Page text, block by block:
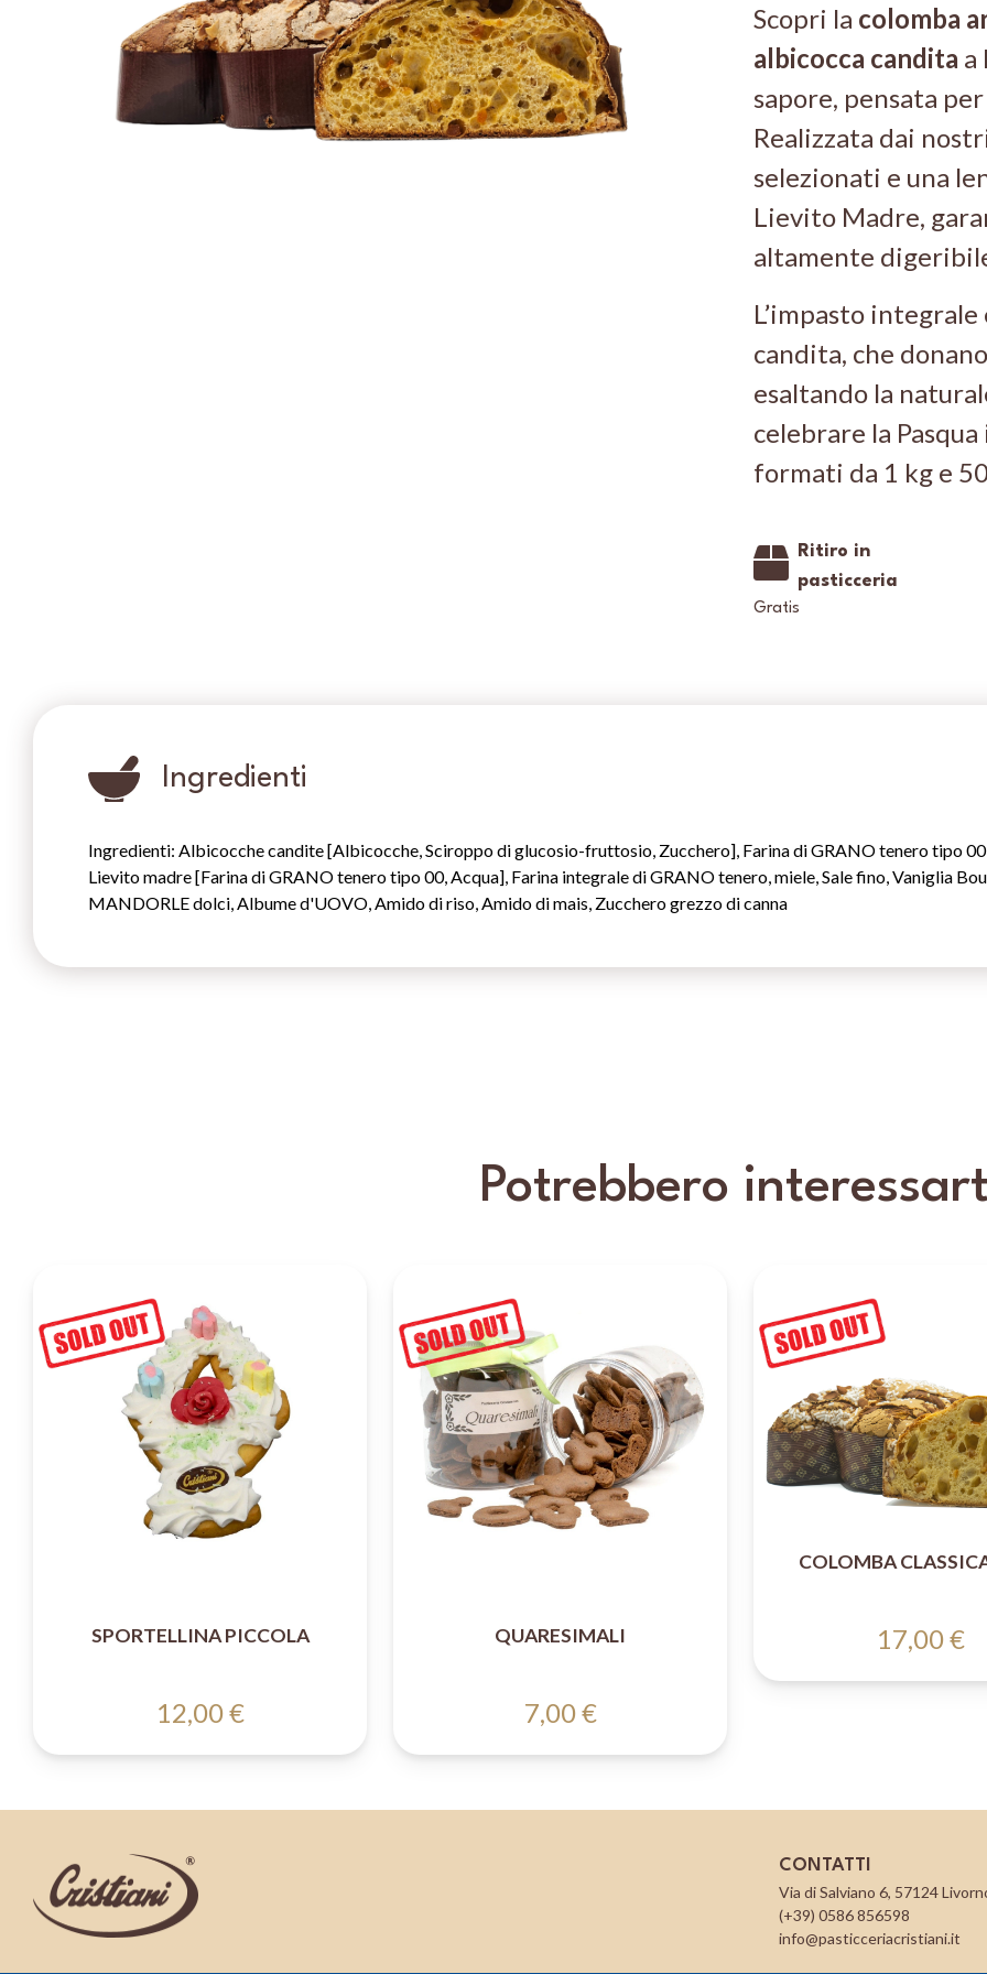
Scopri la colomba
albicocca candita a
sapore, pensata
Realizzata dai
selezionati e una
Lievito Madre,
altamente
L’impasto
candita, che
esaltando la
celebrare la
formati da 1 kg e
Ritiro in
pasticceria
Gratis
Ingredienti
Ingredienti: Albicocche candite [Albicocche, Sciroppo di glucosio-fruttosio, Zucchero], Farina di GRANO tenero tipo
Lievito madre [Farina di GRANO tenero tipo 00, Acqua], Farina integrale di GRANO tenero, miele, Sale fino, Vaniglia
MANDORLE dolci, Albume d'UOVO, Amido di riso, Amido di mais, Zucchero grezzo di canna
Potrebbero
SPORTELLINA PICCOLA
12,00 €
QUARESIMALI
7,00 €
COLOMBA
17,00 €
CONTATTI
Via di Salviano 6, 57124
(+39) 0586 856598
info@pasticceriacristiani.it